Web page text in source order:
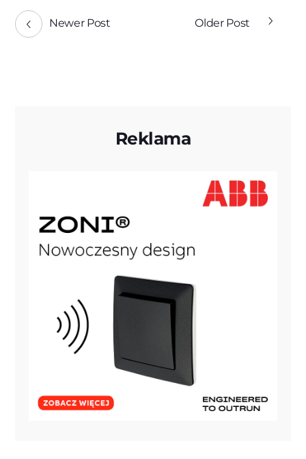
Newer Post Older Post
Reklama